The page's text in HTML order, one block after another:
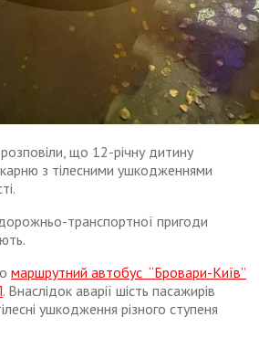
що 12-річну дитину
з тілесними ушкодженнями
транспортної пригоди
маршрутний автобус “Бровари-Київ”
. Внаслідок аварії шість пасажирів
ушкодження різного ступеня